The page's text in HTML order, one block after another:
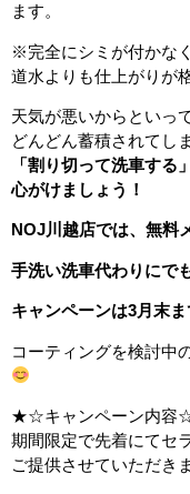
ます。
※完全にシミが付かな
道水よりも仕上がりが
天気が悪いからといっ
どんどん蓄積されてし
「割り切って洗車す
心がけましょう！
NOJ川越店では、無料
手洗い洗車代わりにで
キャンペーンは3月末ま
コーティングを検討中
★☆キャンペーン内
期間限定で先着にてセ
ご提供させていただき